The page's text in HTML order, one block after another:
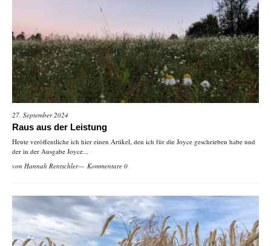
27. September 2024
Raus aus der Leistung
Heute veröffentliche ich hier einen Artikel, den ich für die Joyce geschrieben habe und
der in der Ausgabe Joyce...
von Hannah Rentschler Kommentare 0